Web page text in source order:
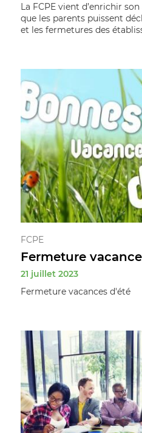
La FCPE vient d’enrichir
que les parents puissent
et les fermetures des
FCPE
Fermeture
21 juillet 2023
Fermeture vacances d'été